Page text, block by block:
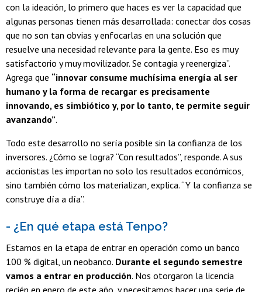
con la ideación, lo primero que haces es ver la capacidad que
algunas personas tienen más desarrollada: conectar dos cosas
que no son tan obvias y enfocarlas en una solución que
resuelve una necesidad relevante para la gente. Eso es muy
satisfactorio y muy movilizador. Se contagia y reenergiza”.
Agrega que “innovar consume muchísima energía al ser
humano y la forma de recargar es precisamente
innovando, es simbiótico y, por lo tanto, te permite seguir
avanzando”.
Todo este desarrollo no sería posible sin la confianza de los
inversores. ¿Cómo se logra? “Con resultados”, responde. A sus
accionistas les importan no solo los resultados económicos,
sino también cómo los materializan, explica. “Y la confianza se
construye día a día”.
- ¿En qué etapa está Tenpo?
Estamos en la etapa de entrar en operación como un banco
100 % digital, un neobanco. Durante el segundo semestre
vamos a entrar en producción. Nos otorgaron la licencia
recién en enero de este año, y necesitamos hacer una serie de